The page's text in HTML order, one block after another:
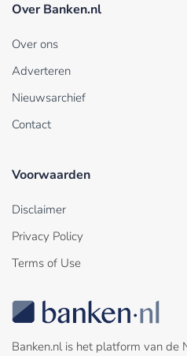
Over Banken.nl
Over ons
Adverteren
Nieuwsarchief
Contact
Voorwaarden
Disclaimer
Privacy Policy
Terms of Use
Banken.nl is het platform van de